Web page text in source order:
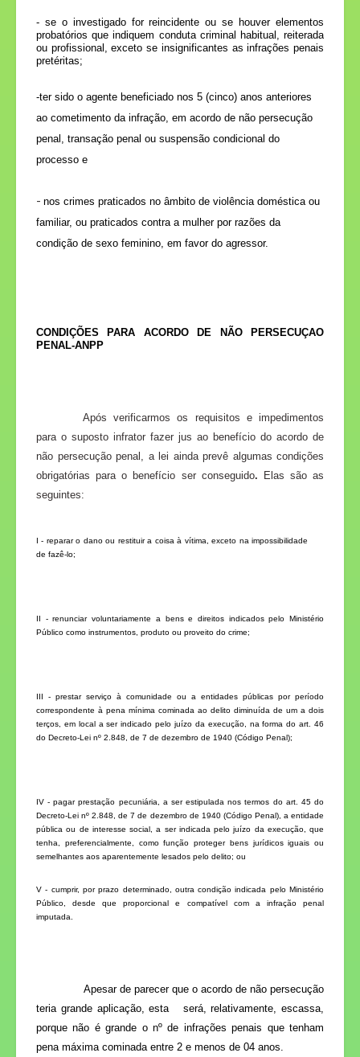
- se o investigado for reincidente ou se houver elementos
probatórios que indiquem conduta criminal habitual, reiterada
ou profissional, exceto se insignificantes as infrações penais
pretéritas;
-ter sido o agente beneficiado nos 5 (cinco) anos anteriores
ao cometimento da infração, em acordo de não persecução
penal, transação penal ou suspensão condicional do
processo e
- nos crimes praticados no âmbito de violência doméstica ou
familiar, ou praticados contra a mulher por razões da
condição de sexo feminino, em favor do agressor.
CONDIÇÕES PARA ACORDO DE NÃO PERSECUÇAO
PENAL-ANPP
Após verificarmos os requisitos e impedimentos
para o suposto infrator fazer jus ao benefício do acordo de
não persecução penal, a lei ainda prevê algumas condições
obrigatórias para o benefício ser conseguido.
Elas são as
seguintes:
I - reparar o dano ou restituir a coisa à vítima, exceto na impossibilidade
de fazê-lo;
II - renunciar voluntariamente a bens e direitos indicados pelo Ministério
Público como instrumentos, produto ou proveito do crime;
III - prestar serviço à comunidade ou a entidades públicas por período
correspondente à pena mínima cominada ao delito diminuída de um a dois
terços, em local a ser indicado pelo juízo da execução, na forma doart. 46
do Decreto-Lei nº 2.848, de 7 de dezembro de 1940 (Código Penal);
IV - pagar prestação pecuniária, a ser estipulada nos termos do art. 45 do
Decreto-Lei nº 2.848, de 7 de dezembro de 1940 (Código Penal), a entidade
pública ou de interesse social, a ser indicada pelo juízo da execução, que
tenha, preferencialmente, como função proteger bens jurídicos iguais ou
semelhantes aos aparentemente lesados pelo delito; ou
V - cumprir, por prazo determinado, outra condição indicada pelo Ministério
Público, desde que proporcional e compatível com a infração penal
imputada.
Apesar de parecer que o acordo de não persecução
teria grande aplicação, esta será, relativamente, escassa,
porque não é grande o nº de infrações penais que tenham
pena máxima cominada entre 2 e menos de 04 anos.